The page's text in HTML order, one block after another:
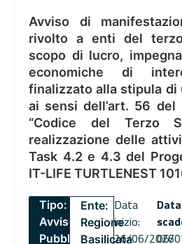
Avviso di
rivolto a enti del
scopo di lucro,
economiche di
finalizzato alla stipula di
ai sensi dell’art. 56 del
“Codice del Terzo
realizzazione delle
Task 4.2 e 4.3 del
IT-LIFE TURTLENEST
Tipo:
Avviso
Pubblico
Ente:
Regione
Basilicata
Data
inizio:
26/06/2026
06/